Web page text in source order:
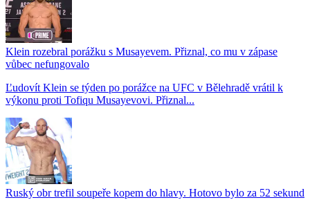
Klein rozebral porážku s Musayevem. Přiznal, co mu v zápase
vůbec nefungovalo
Ľudovít Klein se týden po porážce na UFC v Bělehradě vrátil k
výkonu proti Tofiqu Musayevovi. Přiznal...
Ruský obr trefil soupeře kopem do hlavy. Hotovo bylo za 52 sekund